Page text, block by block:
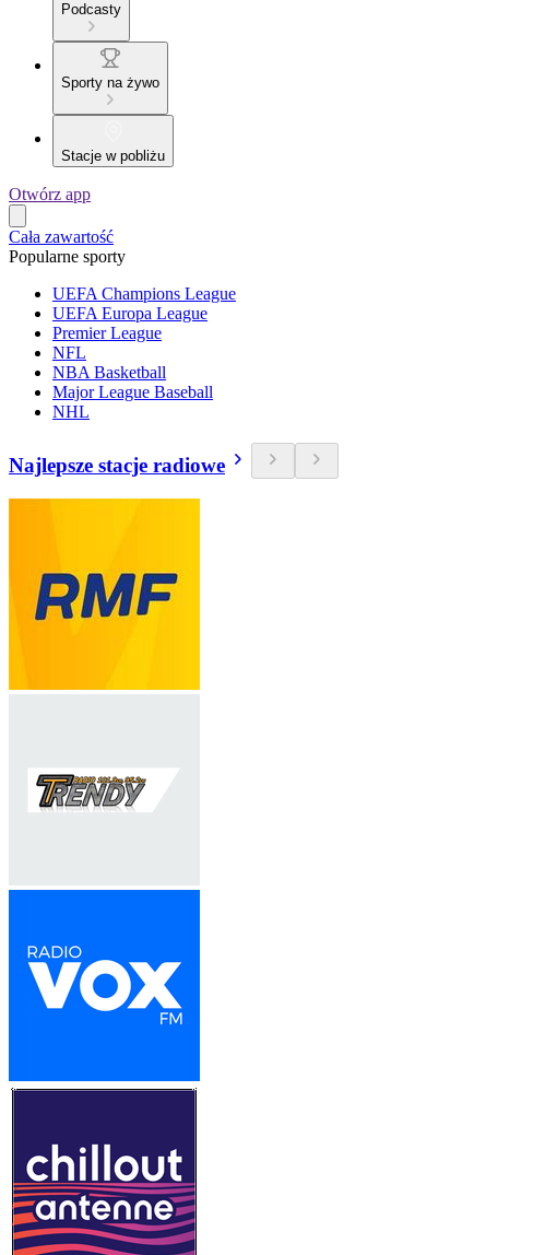
Podcasty
Sporty na żywo
Stacje w pobliżu
Otwórz app
Cała zawartość
Popularne sporty
UEFA Champions League
UEFA Europa League
Premier League
NFL
NBA Basketball
Major League Baseball
NHL
Najlepsze stacje radiowe